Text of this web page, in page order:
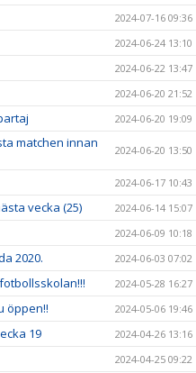
2024-07-16 09:36
2024-06-24 13:10
2024-06-22 13:47
2024-06-20 21:52
2024-06-20 19:09
matchen innan
2024-06-20 13:50
2024-06-17 10:43
vecka (25) 2024-06-14 15:07
2024-06-09 10:18
2020. 2024-06-03 07:02
2024-05-28 16:27
öppen!! 2024-05-06 19:46
19 2024-04-26 13:16
2024-04-25 09:22